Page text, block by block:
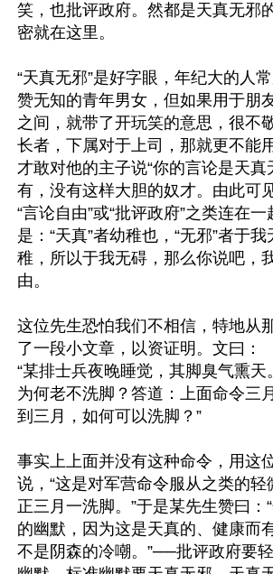
笑，也批评政府。然都是天真无邪
密就在这里。
“天真无邪”是好字眼，年纪大的人
赞无知的青年男女，但如果用于朋
之间，就带了开玩笑的意思，很不
长者，下属对于上司，那就更不能
才敢对他的主子说“你的言论是天真
有，没有这样大胆的奴才。由此可
“言论自由”或“批评政府”之类连在
是：“天真”者幼稚也，“无邪”者于
稚，所以于我无碍，那么你说吧，
由。
这位先生恐怕我们不相信，特地从
了一段小文章，以资证明。文曰：
“某排士兵夜晚睡觉，其脚臭气熏天
为何老不洗脚？答道：上面命令三
到三月，如何可以洗脚？”
事实上上面并没有这种命令，用这
说，“这是对军营命令服从之类的
正三月一洗脚。”于是某先生赞曰：
的幽默，因为这是天真的、健康而
不是阴森的冷嘲。”──批评政府要